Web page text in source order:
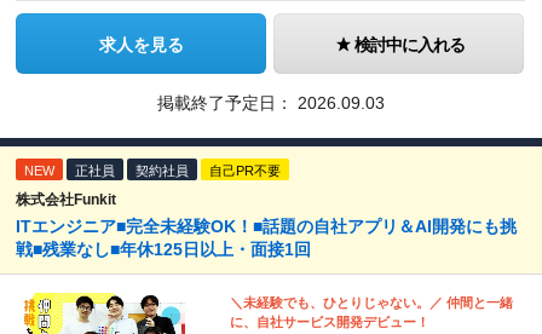
求人を見る 検討中に入れる
掲載終了予定日： 2026.09.03
NEW 正社員 契約社員 自己PR不要
株式会社Funkit
ITエンジニア■完全未経験OK！■話題の自社アプリ＆AI開発にも挑
戦■残業なし■年休125日以上・面接1回
＼未経験でも、ひとりじゃない。／ 仲間と一緒
に、自社サービス開発デビュー！